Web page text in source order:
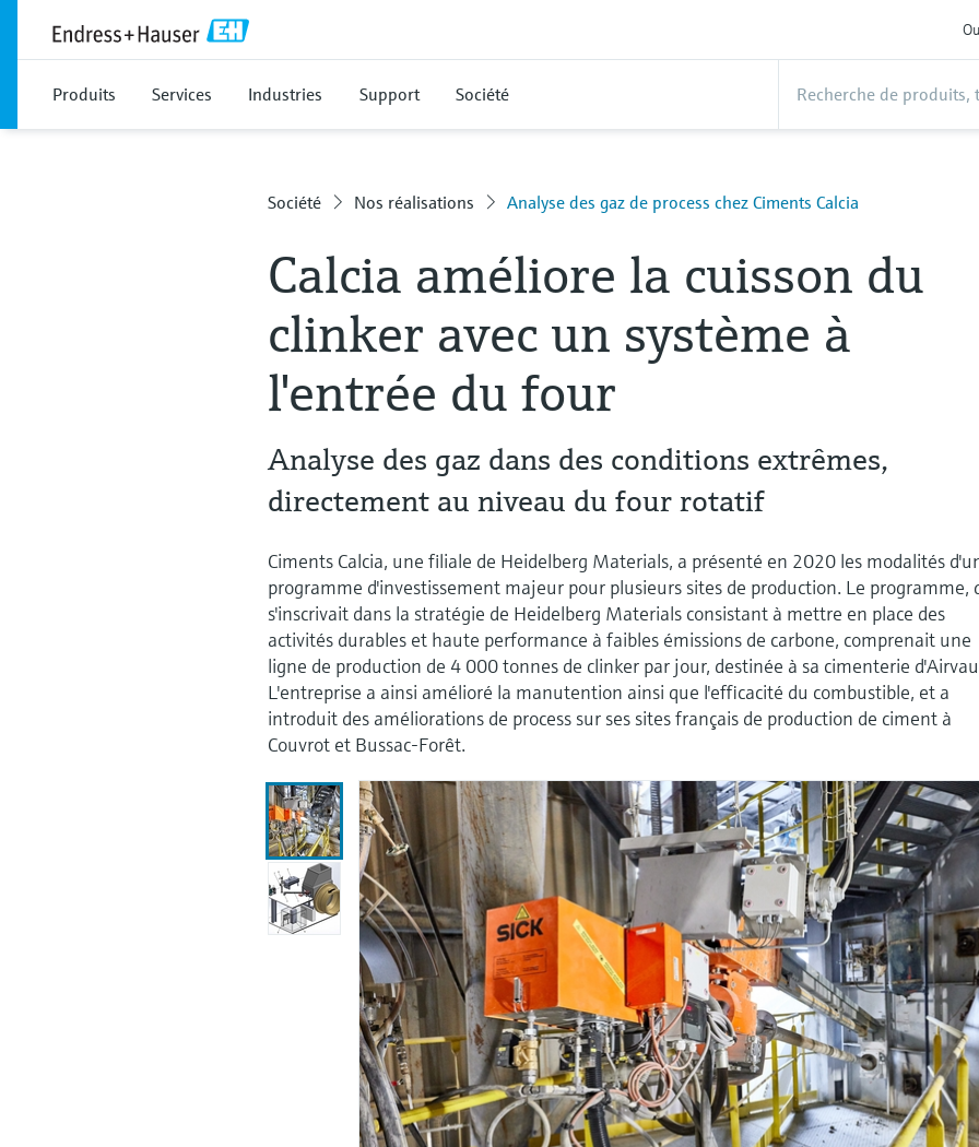
Produits Services Industries Support Société
Société Nos réalisations Analyse des gaz de process chez Ciments Calcia
Calcia améliore la cuisson du
clinker avec un système à
l'entrée du four
Analyse des gaz dans des conditions extrêmes,
directement au niveau du four rotatif
Ciments Calcia, une filiale de Heidelberg Materials, a présenté en 2020 les modalités
programme d'investissement majeur pour plusieurs sites de production. Le programme,
s'inscrivait dans la stratégie de Heidelberg Materials consistant à mettre en place des
activités durables et haute performance à faibles émissions de carbone, comprenait une
ligne de production de 4 000 tonnes de clinker par jour, destinée à sa cimenterie
L'entreprise a ainsi amélioré la manutention ainsi que l'efficacité du combustible, et a
introduit des améliorations de process sur ses sites français de production de ciment à
Couvrot et Bussac-Forêt.